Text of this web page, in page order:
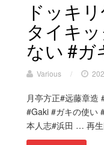
ドッキ
タイキ
ない #ガ
Various /
月亭方正#远藤章造
#Gaki #ガキの使い
本人志#浜田 … 再